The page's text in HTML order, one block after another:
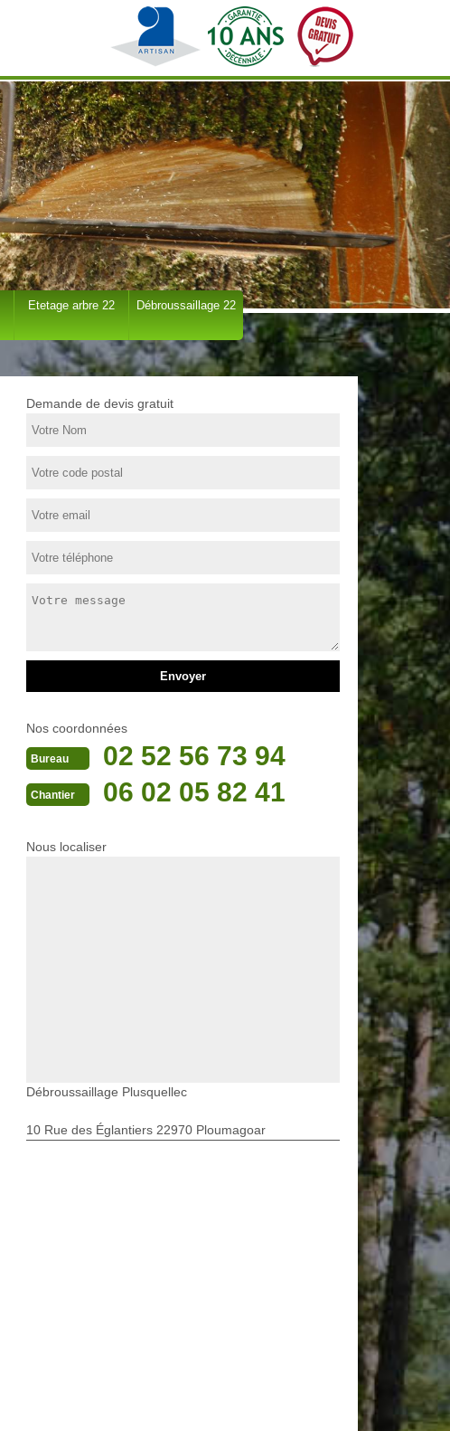
Etetage arbre 22 Débroussaillage 22
Demande de devis gratuit
Nos coordonnées
Bureau 02 52 56 73 94
Chantier 06 02 05 82 41
Nous localiser
Débroussaillage Plusquellec
10 Rue des Églantiers 22970 Ploumagoar